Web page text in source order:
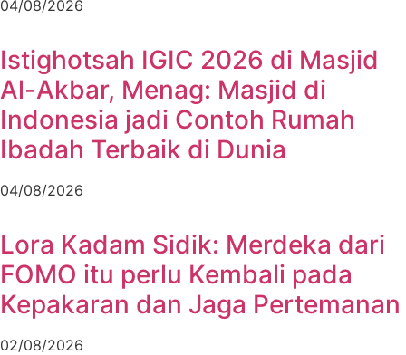
04/08/2026
Istighotsah IGIC 2026 di Masjid
Al-Akbar, Menag: Masjid di
Indonesia jadi Contoh Rumah
Ibadah Terbaik di Dunia
04/08/2026
Lora Kadam Sidik: Merdeka dari
FOMO itu perlu Kembali pada
Kepakaran dan Jaga Pertemanan
02/08/2026